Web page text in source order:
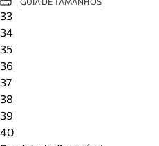
Acompanhe seus
33
34
35
36
37
38
39
40